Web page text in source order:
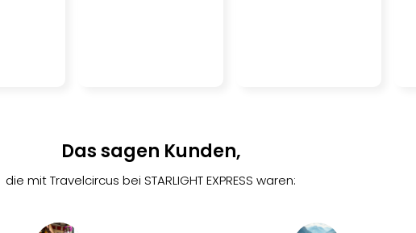
Das sagen Kunden,
die mit Travelcircus bei STARLIGHT EXPRESS waren: